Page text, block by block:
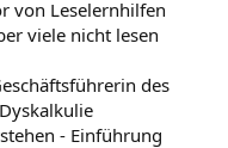
von Leselernhilfen
viele nicht lesen
des
- Einführung